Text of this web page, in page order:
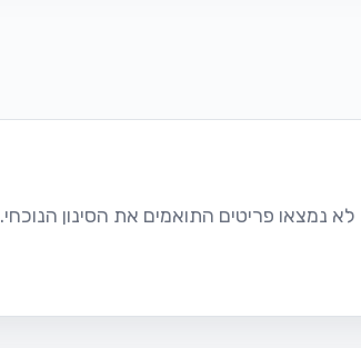
לא נמצאו פריטים התואמים את הסינון הנוכחי.